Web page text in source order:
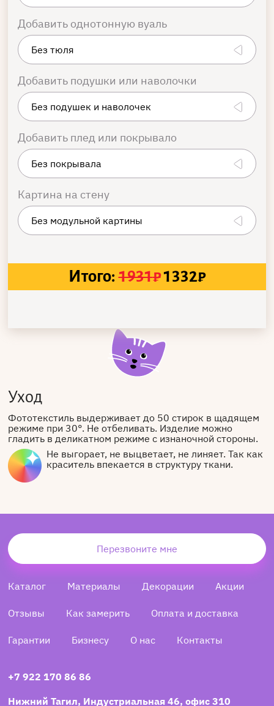
Добавить однотонную вуаль
Добавить подушки или наволочки
Добавить плед или покрывало
Картина на стену
Итого: 1931₽1332₽
Уход
Фототекстиль выдерживает до 50 стирок в щадящем
режиме при 30°. Не отбеливать. Изделие можно
гладить в деликатном режиме с изнаночной стороны.
Не выгорает, не выцветает, не линяет. Так как
краситель впекается в структуру ткани.
Перезвоните мне
Каталог Материалы Декорации Акции
Отзывы Как замерить Оплата и доставка
Гарантии Бизнесу О нас Контакты
+7 922 170 86 86
Нижний Тагил, Индустриальная 46, офис 310